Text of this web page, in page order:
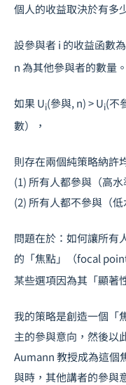
個人的收益取決於有多
設參與者 i 的收益函數
n 為其他參與者的數量。
如果 Ui(參與, n) > Ui(不
數），
則存在兩個純策略納許
(1) 所有人都參與（高水
(2) 所有人都不參與（低
問題在於：如何讓所有
的「焦點」（focal
某些選項因為其「顯著
我的策略是創造一個
主的參與意向，然後以
Aumann 教授成為這個
與時，其他講者的參與